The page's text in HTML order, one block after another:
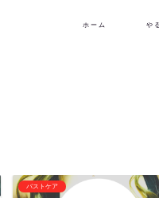
ホーム や
その他オススメ記事